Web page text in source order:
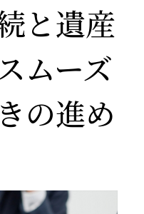
と遺産
ムーズ
の進め